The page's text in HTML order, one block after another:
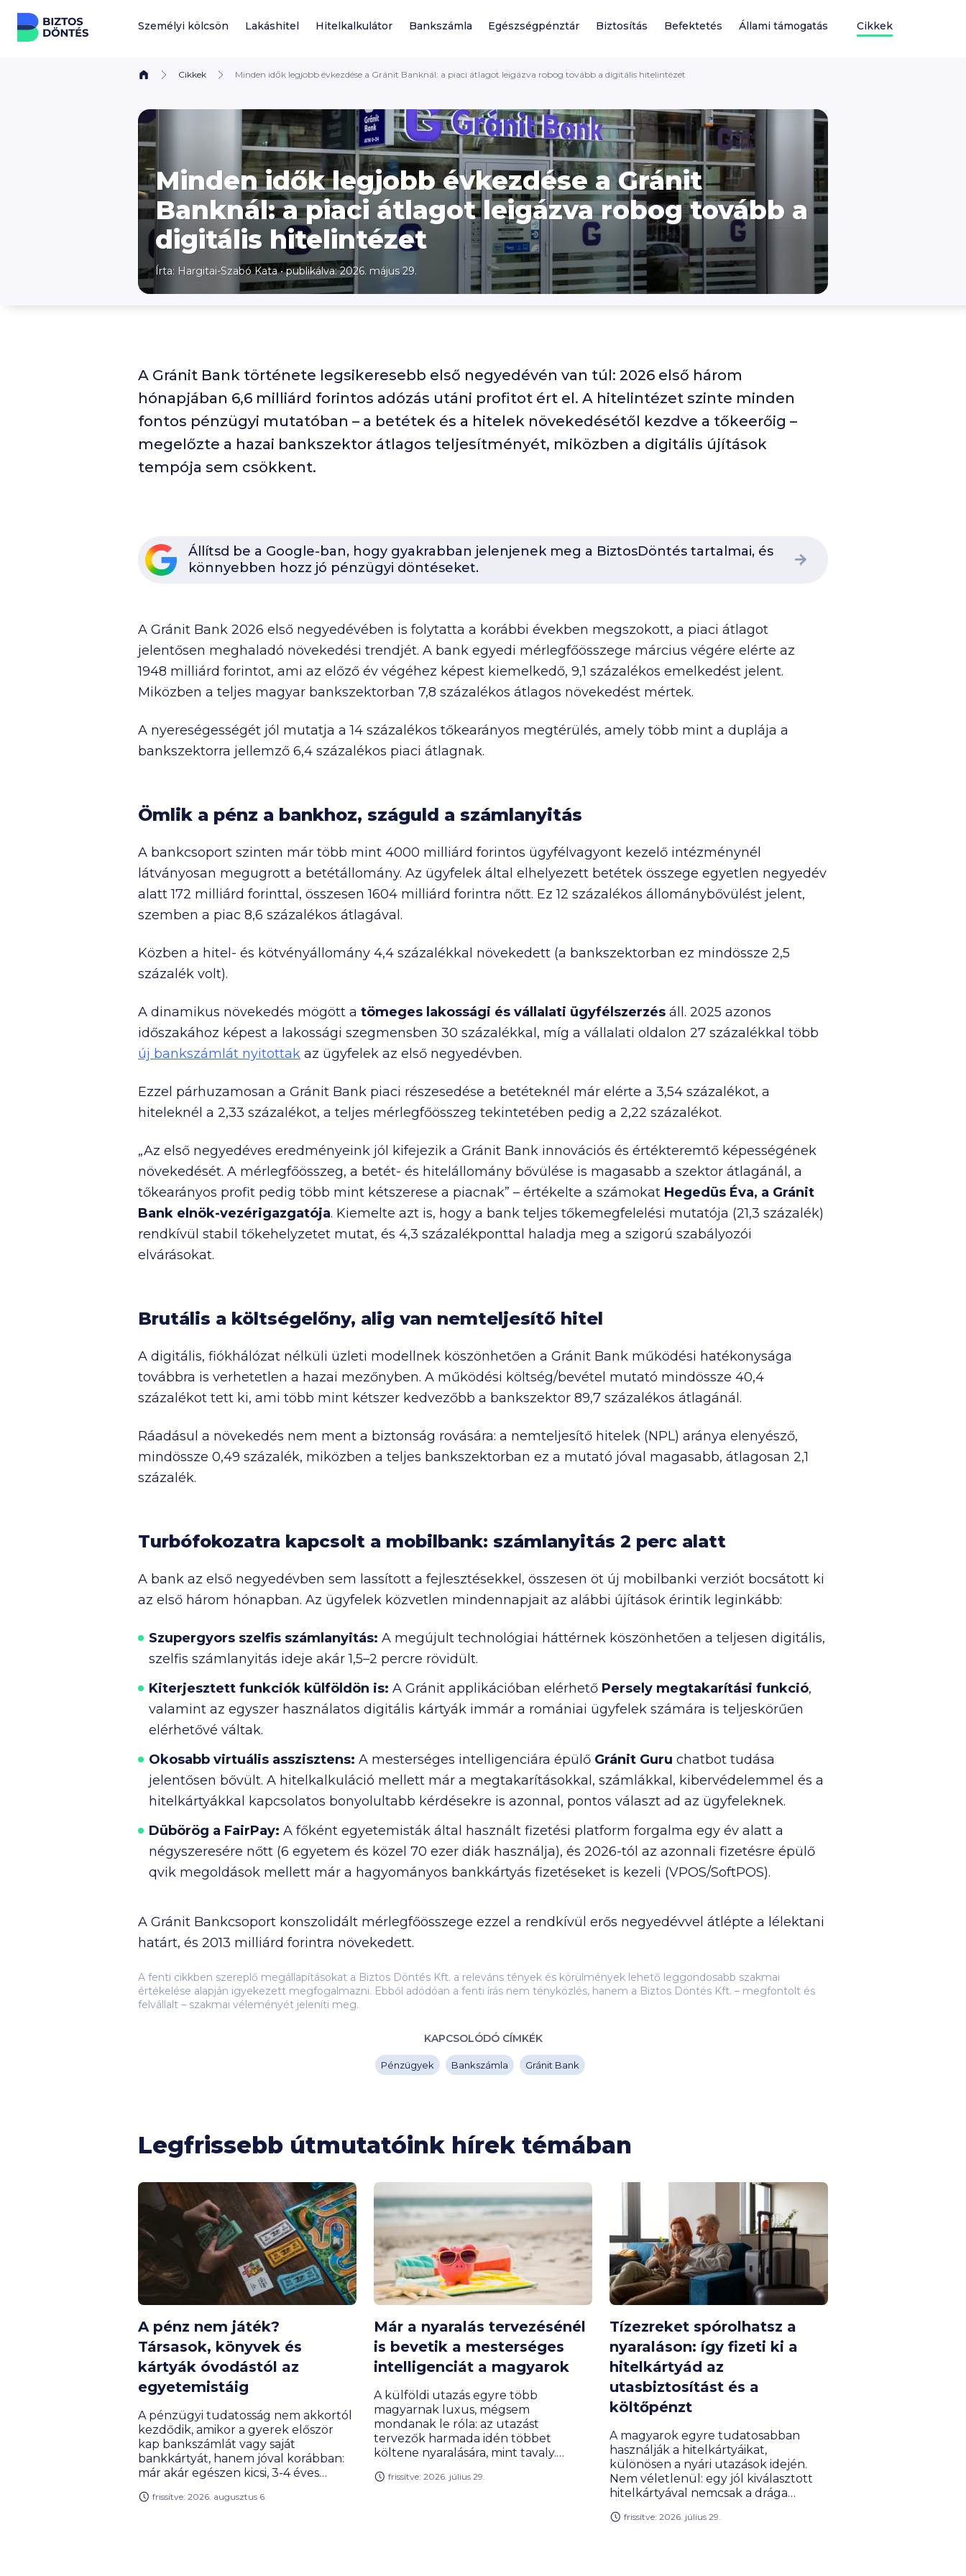
Ugrás a tartalomhoz
Személyi kölcsön Lakáshitel Hitelkalkulátor Bankszámla Egészségpénztár Biztosítás Befektetés Állami támogatás Cikkek
Cikkek Minden idők legjobb évkezdése a Gránit Banknál: a piaci átlagot leigázva robog tovább a digitális hitelintézet
Minden idők legjobb évkezdése a Gránit
Banknál: a piaci átlagot leigázva robog tovább a
digitális hitelintézet
Írta: Hargitai-Szabó Kata•publikálva: 2026. május 29.
A Gránit Bank története legsikeresebb első negyedévén van túl: 2026 első három
hónapjában 6,6 milliárd forintos adózás utáni profitot ért el. A hitelintézet szinte minden
fontos pénzügyi mutatóban – a betétek és a hitelek növekedésétől kezdve a tőkeerőig –
megelőzte a hazai bankszektor átlagos teljesítményét, miközben a digitális újítások
tempója sem csökkent.
Állítsd be a Google-ban, hogy gyakrabban jelenjenek meg a BiztosDöntés tartalmai, és
könnyebben hozz jó pénzügyi döntéseket.
A Gránit Bank 2026 első negyedévében is folytatta a korábbi években megszokott, a piaci átlagot
jelentősen meghaladó növekedési trendjét. A bank egyedi mérlegfőösszege március végére elérte az
1948 milliárd forintot, ami az előző év végéhez képest kiemelkedő, 9,1 százalékos emelkedést jelent.
Miközben a teljes magyar bankszektorban 7,8 százalékos átlagos növekedést mértek.
A nyereségességét jól mutatja a 14 százalékos tőkearányos megtérülés, amely több mint a duplája a
bankszektorra jellemző 6,4 százalékos piaci átlagnak.
Ömlik a pénz a bankhoz, száguld a számlanyitás
A bankcsoport szinten már több mint 4000 milliárd forintos ügyfélvagyont kezelő intézménynél
látványosan megugrott a betétállomány. Az ügyfelek által elhelyezett betétek összege egyetlen negyedév
alatt172 milliárd forinttal, összesen1604 milliárd forintra nőtt. Ez 12 százalékos állománybővülést jelent,
szemben a piac 8,6 százalékos átlagával.
Közben a hitel- és kötvényállomány 4,4 százalékkal növekedett (a bankszektorban ez mindössze 2,5
százalék volt).
A dinamikus növekedés mögött a tömeges lakossági és vállalati ügyfélszerzés áll. 2025 azonos
időszakához képest a lakossági szegmensben 30 százalékkal, míg a vállalati oldalon 27 százalékkal több
új bankszámlát nyitottak az ügyfelek az első negyedévben.
Ezzel párhuzamosan a Gránit Bank piaci részesedése a betéteknél már elérte a 3,54 százalékot, a
hiteleknél a 2,33 százalékot, a teljes mérlegfőösszeg tekintetében pedig a 2,22 százalékot.
„Az első negyedéves eredményeink jól kifejezik a Gránit Bank innovációs és értékteremtő képességének
növekedését. A mérlegfőösszeg, a betét- és hitelállomány bővülése is magasabb a szektor átlagánál, a
tőkearányos profit pedig több mint kétszerese a piacnak” – értékelte a számokat Hegedüs Éva, a Gránit
Bank elnök-vezérigazgatója. Kiemelte azt is, hogy a bank teljes tőkemegfelelési mutatója (21,3 százalék)
rendkívül stabil tőkehelyzetet mutat, és 4,3 százalékponttal haladja meg a szigorú szabályozói
elvárásokat.
Brutális a költségelőny, alig van nemteljesítő hitel
A digitális, fiókhálózat nélküli üzleti modellnek köszönhetően a Gránit Bank működési hatékonysága
továbbra is verhetetlen a hazai mezőnyben. A működési költség/bevétel mutató mindössze 40,4
százalékot tett ki, ami több mint kétszer kedvezőbb a bankszektor 89,7 százalékos átlagánál.
Ráadásul a növekedés nem ment a biztonság rovására: a nemteljesítő hitelek (NPL) aránya elenyésző,
mindössze 0,49 százalék, miközben a teljes bankszektorban ez a mutató jóval magasabb, átlagosan 2,1
százalék.
Turbófokozatra kapcsolt a mobilbank: számlanyitás 2 perc alatt
A bank az első negyedévben sem lassított a fejlesztésekkel, összesen öt új mobilbanki verziót bocsátott ki
az első három hónapban. Az ügyfelek közvetlen mindennapjait az alábbi újítások érintik leginkább:
Szupergyors szelfis számlanyitás: A megújult technológiai háttérnek köszönhetően a teljesen digitális,
szelfis számlanyitás ideje akár 1,5–2 percre rövidült.
Kiterjesztett funkciók külföldön is: A Gránit applikációban elérhető Persely megtakarítási funkció,
valamint az egyszer használatos digitális kártyák immár a romániai ügyfelek számára is teljeskörűen
elérhetővé váltak.
Okosabb virtuális asszisztens: A mesterséges intelligenciára épülő Gránit Guru chatbot tudása
jelentősen bővült. A hitelkalkuláció mellett már a megtakarításokkal, számlákkal, kibervédelemmel és a
hitelkártyákkal kapcsolatos bonyolultabb kérdésekre is azonnal, pontos választ ad az ügyfeleknek.
Dübörög a FairPay: A főként egyetemisták által használt fizetési platform forgalma egy év alatt a
négyszeresére nőtt (6 egyetem és közel 70 ezer diák használja), és 2026-tól az azonnali fizetésre épülő
qvik megoldások mellett már a hagyományos bankkártyás fizetéseket is kezeli (VPOS/SoftPOS).
A Gránit Bankcsoport konszolidált mérlegfőösszege ezzel a rendkívül erős negyedévvel átlépte a lélektani
határt, és 2013 milliárd forintra növekedett.
A fenti cikkben szereplő megállapításokat a Biztos Döntés Kft. a releváns tények és körülmények lehető leggondosabb szakmai
értékelése alapján igyekezett megfogalmazni. Ebből adódóan a fenti írás nem tényközlés, hanem a Biztos Döntés Kft. – megfontolt és
felvállalt – szakmai véleményét jeleníti meg.
KAPCSOLÓDÓ CÍMKÉK
Pénzügyek Bankszámla Gránit Bank
Legfrissebb útmutatóink hírek témában
A pénz nem játék?
Társasok, könyvek és
kártyák óvodástól az
egyetemistáig
A pénzügyi tudatosság nem akkortól
kezdődik, amikor a gyerek először
kap bankszámlát vagy saját
bankkártyát, hanem jóval korábban:
már akár egészen kicsi, 3-4 éves
pénzügyi témájú társasjátékok,
frissítve: 2026. augusztus 6.
Már a nyaralás tervezésénél
is bevetik a mesterséges
intelligenciát a magyarok
A külföldi utazás egyre több
magyarnak luxus, mégsem
mondanak le róla: az utazást
tervezők harmada idén többet
költene nyaralására, mint tavaly.
elvárások is átalakulnak: egyre
frissítve: 2026. július 29.
Tízezreket spórolhatsz a
nyaraláson: így fizeti ki a
hitelkártyád az
utasbiztosítást és a
költőpénzt
A magyarok egyre tudatosabban
használják a hitelkártyáikat,
különösen a nyári utazások idején.
Nem véletlenül: egy jól kiválasztott
hitelkártyával nemcsak a drága
vacsorát spórolhatjuk meg a banki
frissítve: 2026. július 29.